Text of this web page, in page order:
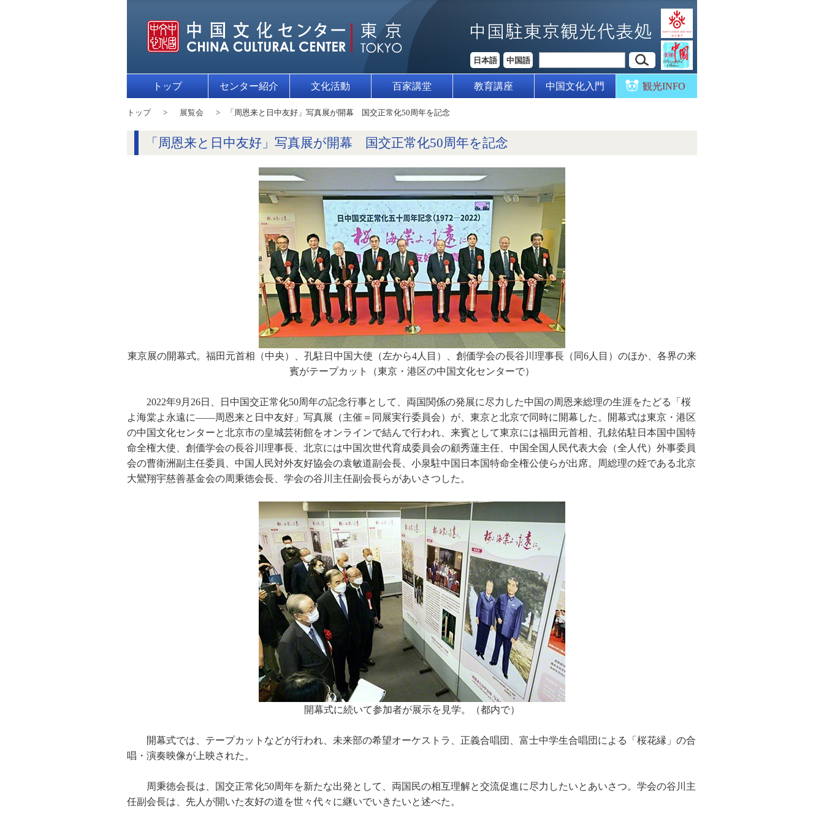
日本語 中国語
トップ センター紹介 文化活動 百家講堂 教育講座 中国文化入門 観光INFO
トップ 展覧会 「周恩来と日中友好」写真展が開幕 国交正常化50周年を記念
「周恩来と日中友好」写真展が開幕 国交正常化50周年を記念
東京展の開幕式。福田元首相（中央）、孔駐日中国大使（左から4人目）、創価学会の長谷川理事長（同6人目）のほか、各界の来
賓がテープカット（東京・港区の中国文化センターで）
2022年9月26日、日中国交正常化50周年の記念行事として、両国関係の発展に尽力した中国の周恩来総理の生涯をたどる「桜
よ海棠よ永遠に――周恩来と日中友好」写真展（主催＝同展実行委員会）が、東京と北京で同時に開幕した。開幕式は東京・港区
の中国文化センターと北京市の皇城芸術館をオンラインで結んで行われ、来賓として東京には福田元首相、孔鉉佑駐日本国中国特
命全権大使、創価学会の長谷川理事長、北京には中国次世代育成委員会の顧秀蓮主任、中国全国人民代表大会（全人代）外事委員
会の曹衛洲副主任委員、中国人民対外友好協会の袁敏道副会長、小泉駐中国日本国特命全権公使らが出席。周総理の姪である北京
大鸞翔宇慈善基金会の周秉徳会長、学会の谷川主任副会長らがあいさつした。
開幕式に続いて参加者が展示を見学。（都内で）
開幕式では、テープカットなどが行われ、未来部の希望オーケストラ、正義合唱団、富士中学生合唱団による「桜花縁」の合
唱・演奏映像が上映された。
周秉徳会長は、国交正常化50周年を新たな出発として、両国民の相互理解と交流促進に尽力したいとあいさつ。学会の谷川主
任副会長は、先人が開いた友好の道を世々代々に継いでいきたいと述べた。